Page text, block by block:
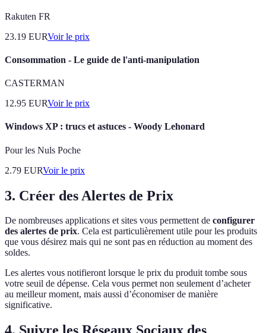
Rakuten FR
23.19 EURVoir le prix
Consommation - Le guide de l'anti-manipulation
CASTERMAN
12.95 EURVoir le prix
Windows XP : trucs et astuces - Woody Lehonard
Pour les Nuls Poche
2.79 EURVoir le prix
3. Créer des Alertes de Prix
De nombreuses applications et sites vous permettent de configurer
des alertes de prix. Cela est particulièrement utile pour les produits
que vous désirez mais qui ne sont pas en réduction au moment des
soldes.
Les alertes vous notifieront lorsque le prix du produit tombe sous
votre seuil de dépense. Cela vous permet non seulement d’acheter
au meilleur moment, mais aussi d’économiser de manière
significative.